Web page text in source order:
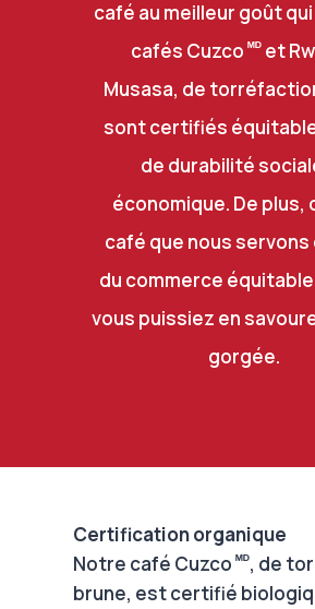
café au meilleur goût
cafés Cuzco ᴹᴰet
Musasa, de
sont certifiés
de durabilité
économique. De plus,
café que nous
du commerce
vous puissiez en
gorgée.
Certification organique
Notre café Cuzcoᴹᴰ, de
brune, est certifié